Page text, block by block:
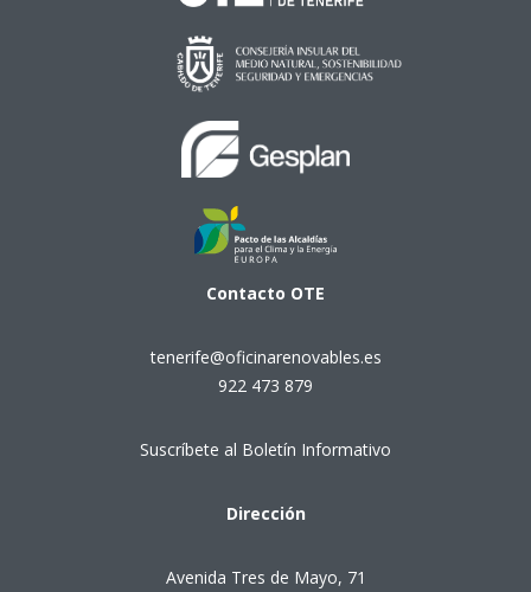
Contacto OTE
tenerife@oficinarenovables.es
922 473 879
Suscríbete al Boletín Informativo
Dirección
Avenida Tres de Mayo, 71